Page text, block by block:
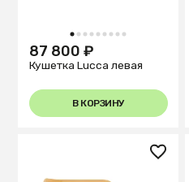
1 2 3 4 5 6 7 8 9
87 800 ₽
Кушетка Lucca левая
В КОРЗИНУ